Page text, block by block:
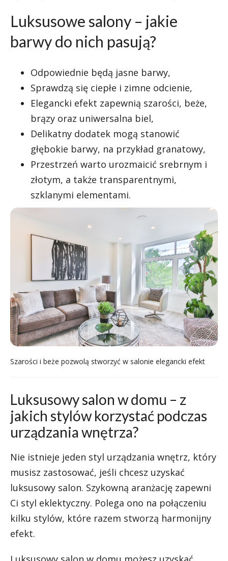
Luksusowe salony – jakie
barwy do nich pasują?
Odpowiednie będą jasne barwy,
Sprawdzą się ciepłe i zimne odcienie,
Elegancki efekt zapewnią szarości, beże,
brązy oraz uniwersalna biel,
Delikatny dodatek mogą stanowić
głębokie barwy, na przykład granatowy,
Przestrzeń warto urozmaicić srebrnym i
złotym, a także transparentnymi,
szklanymi elementami.
Szarości i beże pozwolą stworzyć w salonie elegancki efekt
Luksusowy salon w domu – z
jakich stylów korzystać podczas
urządzania wnętrza?
Nie istnieje jeden styl urządzania wnętrz, który
musisz zastosować, jeśli chcesz uzyskać
luksusowy salon. Szykowną aranżację zapewni
Ci styl eklektyczny. Polega ono na połączeniu
kilku stylów, które razem stworzą harmonijny
efekt.